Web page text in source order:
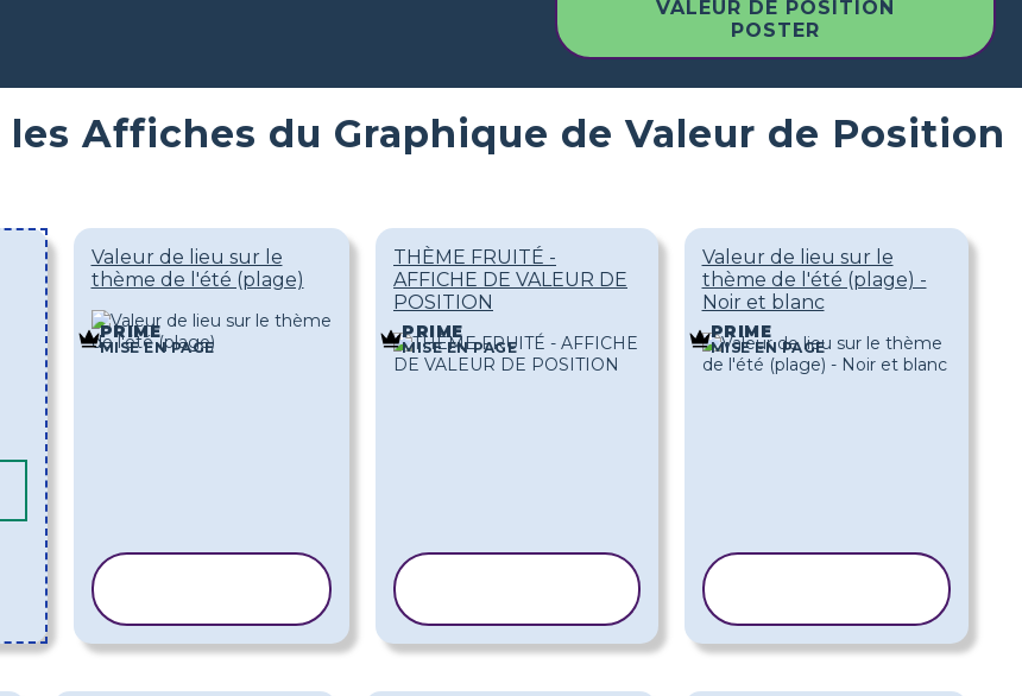
VALEUR DE POSITION
POSTER
les Affiches du Graphique de Valeur de Position
Valeur de lieu sur le
thème de l'été (plage)
PRIME
MISE EN PAGE
THÈME FRUITÉ -
AFFICHE DE VALEUR DE
POSITION
PRIME
MISE EN PAGE
Valeur de lieu sur le
thème de l'été (plage) -
Noir et blanc
PRIME
MISE EN PAGE